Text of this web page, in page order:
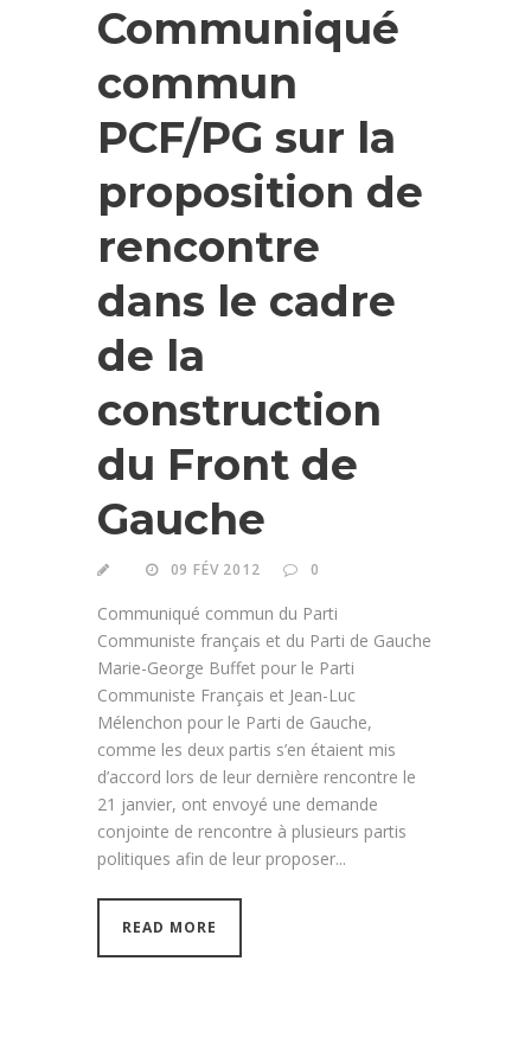
Communiqué
commun
PCF/PG sur la
proposition de
rencontre
dans le cadre
de la
construction
du Front de
Gauche
09 FÉV 2012 0
Communiqué commun du Parti
Communiste français et du Parti de Gauche
Marie-George Buffet pour le Parti
Communiste Français et Jean-Luc
Mélenchon pour le Parti de Gauche,
comme les deux partis s’en étaient mis
d’accord lors de leur dernière rencontre le
21 janvier, ont envoyé une demande
conjointe de rencontre à plusieurs partis
politiques afin de leur proposer...
READ MORE